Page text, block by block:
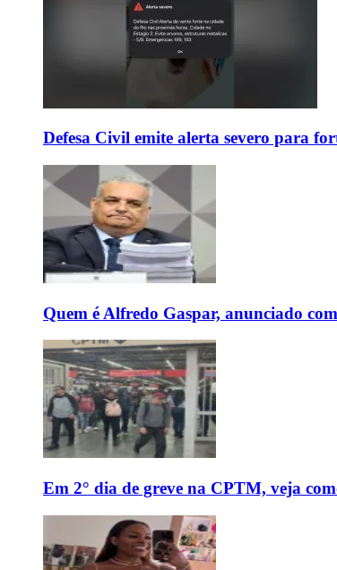
Defesa Civil emite alerta severo para
Quem é Alfredo Gaspar, anunciado
Em 2° dia de greve na CPTM, veja